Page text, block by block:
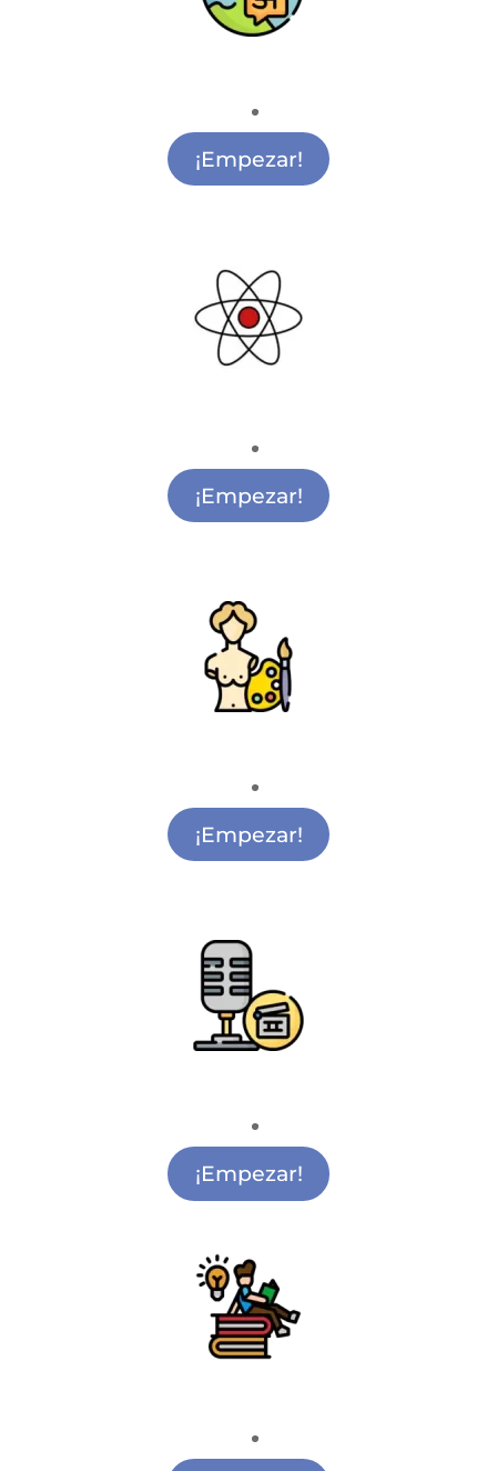
Academia de Idiomas Vicálvaro
¡Empezar!
Actividades de Ciencia y Tecnología Vicálvaro
¡Empezar!
Actividades de Pintura Infantil Vicálvaro
¡Empezar!
Academia de Cine Vicálvaro
¡Empezar!
Apoyo Escolar Vicáñvaro